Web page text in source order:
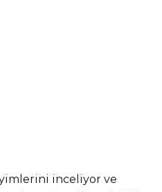
inceliyor ve